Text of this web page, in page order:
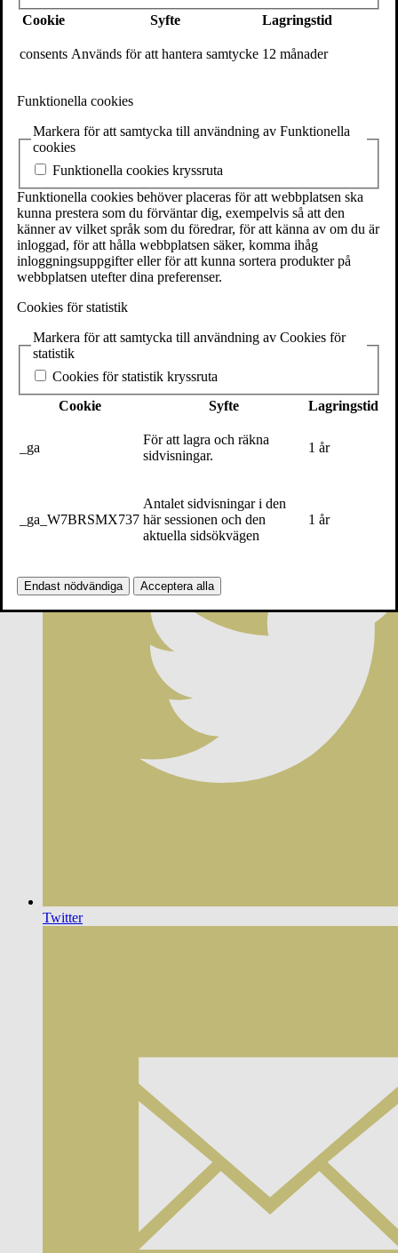
Twitter
Cookie
Syfte Lagringstid
consents Används för att hantera samtycke 12 månader
Funktionella cookies
Markera för att samtycka till användning av Funktionella
cookies
Funktionella cookies kryssruta
Funktionella cookies behöver placeras för att webbplatsen ska
kunna prestera som du förväntar dig, exempelvis så att den
känner av vilket språk som du föredrar, för att känna av om du är
inloggad, för att hålla webbplatsen säker, komma ihåg
inloggningsuppgifter eller för att kunna sortera produkter på
webbplatsen utefter dina preferenser.
Cookies för statistik
Markera för att samtycka till användning av Cookies för
statistik
Cookies för statistik kryssruta
Cookie
Syfte Lagringstid
_ga
För att lagra och räkna
sidvisningar.
1 år
_ga_W7BRSMX737
Antalet sidvisningar i den
här sessionen och den
aktuella sidsökvägen
1 år
Endast nödvändiga Acceptera alla